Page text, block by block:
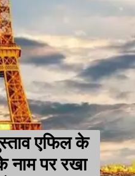
एफिल के
नाम पर रखा